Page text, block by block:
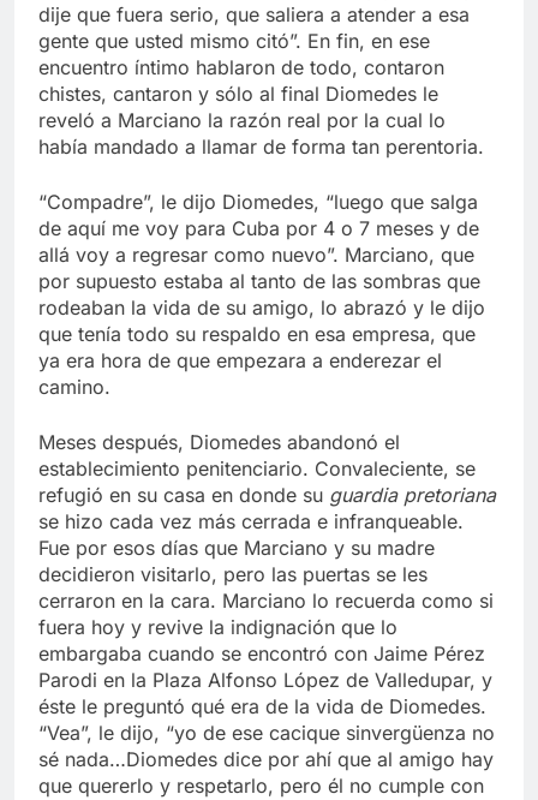
dije que fuera serio, que saliera a atender a esa
gente que usted mismo citó”. En fin, en ese
encuentro íntimo hablaron de todo, contaron
chistes, cantaron y sólo al final Diomedes le
reveló a Marciano la razón real por la cual lo
había mandado a llamar de forma tan perentoria.
“Compadre”, le dijo Diomedes, “luego que salga
de aquí me voy para Cuba por 4 o 7 meses y de
allá voy a regresar como nuevo”. Marciano, que
por supuesto estaba al tanto de las sombras que
rodeaban la vida de su amigo, lo abrazó y le dijo
que tenía todo su respaldo en esa empresa, que
ya era hora de que empezara a enderezar el
camino.
Meses después, Diomedes abandonó el
establecimiento penitenciario. Convaleciente, se
refugió en su casa en donde su guardia pretoriana
se hizo cada vez más cerrada e infranqueable.
Fue por esos días que Marciano y su madre
decidieron visitarlo, pero las puertas se les
cerraron en la cara. Marciano lo recuerda como si
fuera hoy y revive la indignación que lo
embargaba cuando se encontró con Jaime Pérez
Parodi en la Plaza Alfonso López de Valledupar, y
éste le preguntó qué era de la vida de Diomedes.
“Vea”, le dijo, “yo de ese cacique sinvergüenza no
sé nada…Diomedes dice por ahí que al amigo hay
que quererlo y respetarlo, pero él no cumple con